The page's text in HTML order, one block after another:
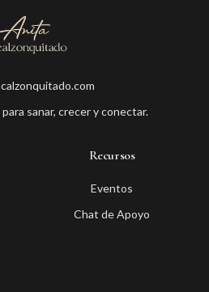
sanar, crecer y conectar.
Recursos
Eventos
Chat de Apoyo